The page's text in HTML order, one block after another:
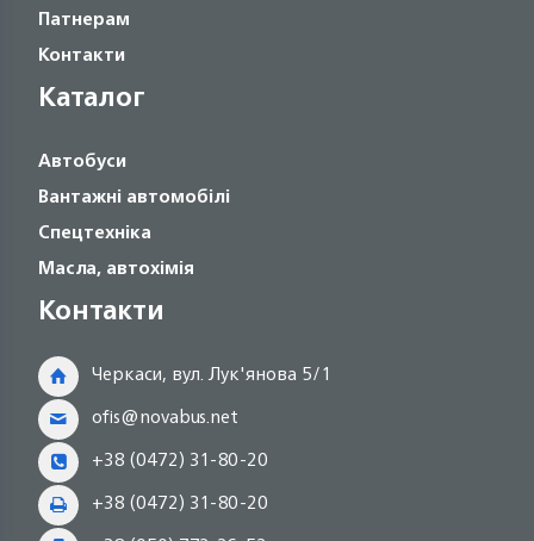
Патнерам
Контакти
Каталог
Автобуси
Вантажні автомобілі
Спецтехніка
Масла, автохімія
Контакти
Черкаси, вул. Лук'янова 5/1
ofis@novabus.net
+38 (0472) 31-80-20
+38 (0472) 31-80-20